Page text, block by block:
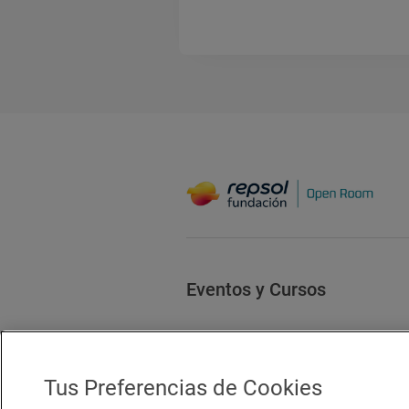
Eventos y Cursos
Tus Preferencias de Cookies